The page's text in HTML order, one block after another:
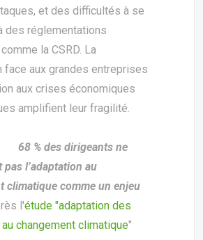
et des difficultés à se
des réglementations
la CSRD. La
face aux grandes entreprises
aux crises économiques
amplifient leur fragilité.
68 % des dirigeants ne
l’adaptation au
climatique comme un enjeu
l'étude "adaptation des
changement climatique"